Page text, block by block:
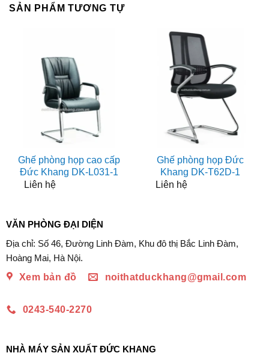
SẢN PHẨM TƯƠNG TỰ
Ghế phòng họp cao cấp
Đức Khang DK-L031-1
Liên hệ
Ghế phòng họp Đức
Khang DK-T62D-1
Liên hệ
VĂN PHÒNG ĐẠI DIỆN
Địa chỉ: Số 46, Đường Linh Đàm, Khu đô thị Bắc Linh Đàm,
Hoàng Mai, Hà Nội.
Xem bản đồ
noithatduckhang@gmail.com
0243-540-2270
NHÀ MÁY SẢN XUẤT ĐỨC KHANG